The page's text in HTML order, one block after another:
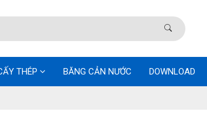
THÉP BĂNG CẢN NƯỚC DOWNLOAD